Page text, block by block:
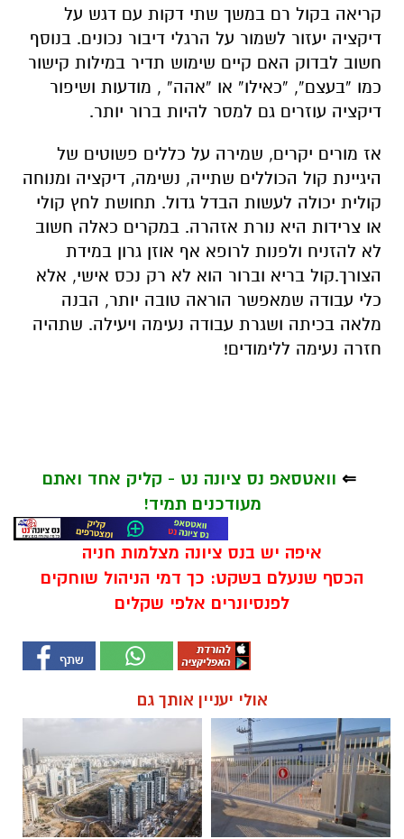
קריאה בקול רם במשך שתי דקות עם דגש על
דיקציה יעזור לשמור על הרגלי דיבור נכונים. בנוסף
חשוב לבדוק האם קיים שימוש תדיר במילות קישור
כמו “בעצם”, “כאילו” או “אהה” , מודעות ושיפור
דיקציה עוזרים גם למסר להיות ברור יותר.
אז מורים יקרים, שמירה על כללים פשוטים של
היגיינת קול הכוללים שתייה, נשימה, דיקציה ומנוחה
קולית יכולה לעשות הבדל גדול. תחושת לחץ קולי
או צרידות היא נורת אזהרה. במקרים כאלה חשוב
לא להזניח ולפנות לרופא אף אוזן גרון במידת
הצורך.קול בריא וברור הוא לא רק נכס אישי, אלא
כלי עבודה שמאפשר הוראה טובה יותר, הבנה
מלאה בכיתה ושגרת עבודה נעימה ויעילה. שתהיה
חזרה נעימה ללימודים!
⇐ וואטסאפ נס ציונה נט - קליק אחד ואתם
מעודכנים תמיד!
איפה יש בנס ציונה מצלמות חניה
הכסף שנעלם בשקט: כך דמי הניהול שוחקים
לפנסיונרים אלפי שקלים
אולי יעניין אותך גם